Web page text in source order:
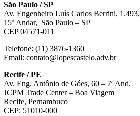
São Paulo / SP
Av. Engenheiro Luís Carlos Berrini, 1.493,
15º Andar, São Paulo – SP
CEP 04571-011
Telefone: (11) 3876-1360
Email: contato@lopescastelo.adv.br
Recife / PE
Av. Eng. Antônio de Góes, 60 – 7ª And.
JCPM Trade Center – Boa Viagem
Recife, Pernambuco
CEP: 51010-000